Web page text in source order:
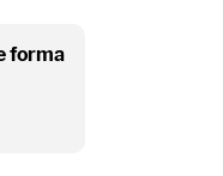
forma